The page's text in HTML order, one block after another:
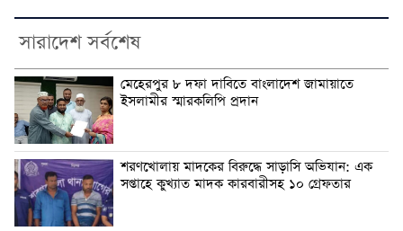
সারাদেশ সর্বশেষ
মেহেরপুর ৮ দফা দাবিতে বাংলাদেশ জামায়াতে
ইসলামীর স্মারকলিপি প্রদান
শরণখোলায় মাদকের বিরুদ্ধে সাড়াসি অভিযান: এক
সপ্তাহে কুখ্যাত মাদক কারবারীসহ ১০ গ্রেফতার